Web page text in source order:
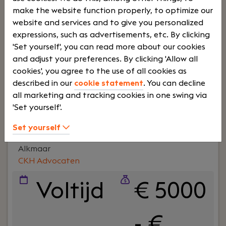
verantwoordelijk voor het realiseren van
commerciële groei, het versterken van
klantrelaties en het verder uitbouwen van onze
marktpositie. Met jouw commerciële scherpte
herken je direct waar kansen liggen en weet je
deze te vertalen naar resultaat. Je bent een
energieke leider die teams in beweging krijgt,
richting geeft en tegelijkertijd zelf het voortouw
neemt in strategische en complexe salestrajecten.
rol in het verder professionaliseren van de
commerciële organisatie en het realiseren van
onze groeiambities.
Lees verder>
Advocaat- medewerker Privacy & ICT
CKH Advocaten
Alkmaar
Voltijd
€ 5000
make the website function properly, to optimize our
website and services and to give you personalized
expressions, such as advertisements, etc. By clicking
'Set yourself', you can read more about our cookies
and adjust your preferences. By clicking 'Allow all
cookies', you agree to the use of all cookies as
described in our cookie statement. You can decline
all marketing and tracking cookies in one swing via
'Set yourself'.
Set yourself